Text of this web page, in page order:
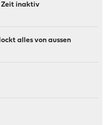
Zeit inaktiv
alles von aussen